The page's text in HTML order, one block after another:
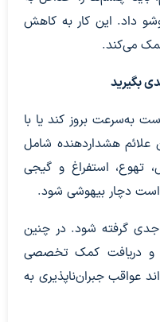
داد. این کار به کاهش
می‌کند.
بگیرید
به‌سرعت بروز کند یا با
علائم هشداردهنده شامل
تهوع، استفراغ و گیجی
دچار بیهوشی شود.
جدی گرفته شود. در چنین
و دریافت کمک تخصصی
عواقب جبران‌ناپذیری به